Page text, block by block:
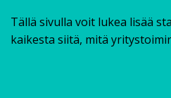
Tällä sivulla voit lukea lisää
kaikesta siitä, mitä